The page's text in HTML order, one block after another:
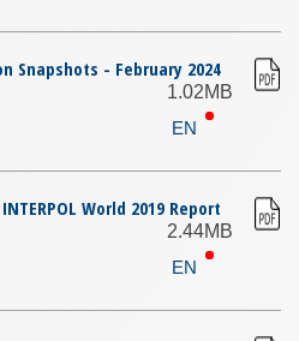
Snapshots - February 2024
1.02MB
EN
INTERPOL World 2019 Report
2.44MB
EN